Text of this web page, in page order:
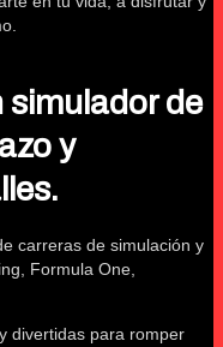
simulador de
y
carreras de simulación y
Formula One,
divertidas para romper